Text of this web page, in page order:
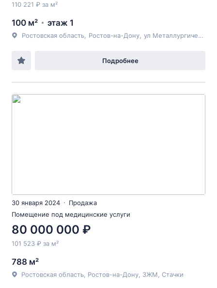
110 221 ₽ за м²
100 м² этаж 1
Ростовская область Ростов-на-Дону ул Металлургическая
Подробнее
30 января 2024
Продажа
Помещение под медицинские услуги
80 000 000 ₽
101 523 ₽ за м²
788 м²
Ростовская область, Ростов-на-Дону, ЗЖМ, Стачки